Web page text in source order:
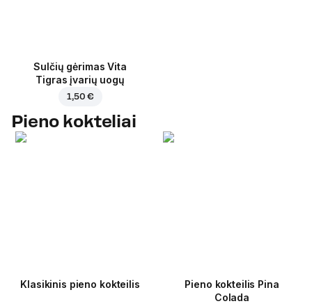
Sulčių gėrimas Vita
Tigras įvarių uogų
1,50 €
Pieno kokteliai
Klasikinis pieno kokteilis
Pieno kokteilis Pina
Colada